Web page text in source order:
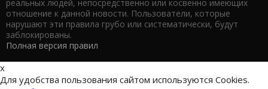
реальных людей, непосредственно или косвенно имеющих
отношение к данной новости. Пользователи, которые
нарушают эти правила грубо или систематически, будут
заблокированы.
Полная версия правил
x
Для удобства пользования сайтом используются Cookies.